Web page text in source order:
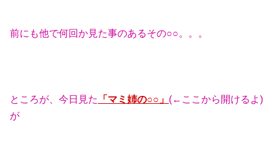
前にも他で何回か見た事のあるその○○。。。
ところが、今日見た 「マミ姉の○○」 (←ここから開けるよ)
が